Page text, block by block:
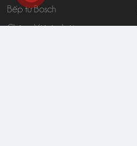
Bếp từ Bosch
Chậu - Vòi rửa bát